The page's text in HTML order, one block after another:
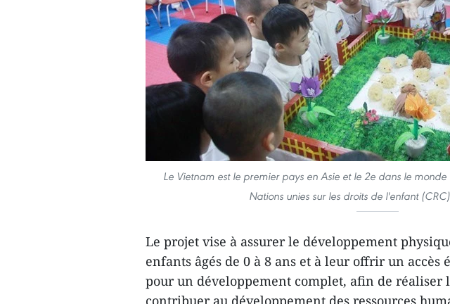
Le Vietnam est le premier pays en Asie et le 2e dans le
Nations unies sur les droits de l'enfant
Le projet vise à assurer le développement
enfants âgés de 0 à 8 ans et à leur offrir un accès
pour un développement complet, afin de réaliser
contribuer au développement des ressources